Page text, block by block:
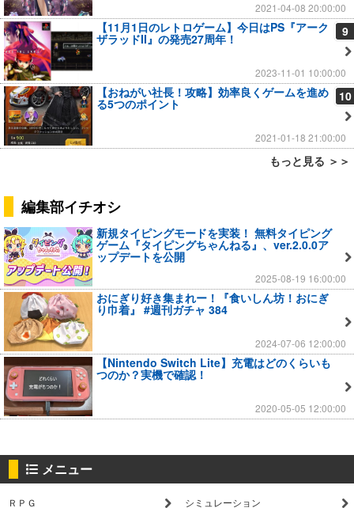
2021-04-08 20:00:00
9
【11月1日のレトロゲーム】今日はPS『アーク
ザラッドII』の発売27周年！
2023-11-01 10:00:00
10
【おねがい社長！攻略】効率良くゲームを進め
る5つのポイント
2021-01-18 21:00:00
もっと見る ＞＞
編集部イチオシ
新規タイピングモードを実装！ 無料タイピング
ゲーム『タイピングちゃんねる』、ver.2.0.0ア
ップデートを公開
2025-08-19 16:00:00
おにぎり好き集まれー！『食いしん坊！おにぎ
り巾着』 #週刊ガチャ 384
2024-07-06 12:00:00
【Nintendo Switch Lite】充電はどのくらいも
つのか？実機で確認！
2020-05-05 12:00:00
メニュー
ＲＰＧ シミュレーション